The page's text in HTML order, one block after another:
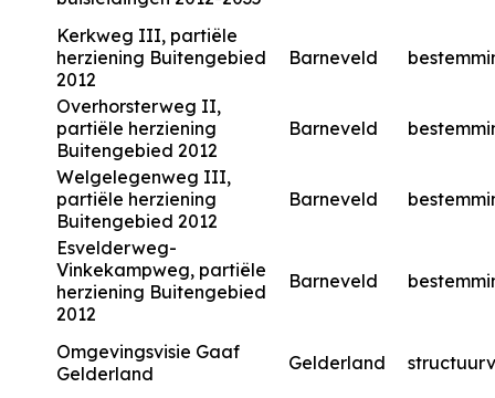
Kerkweg III, partiële
herziening Buitengebied
2012
Barneveld
Overhorsterweg II,
partiële herziening
Buitengebied 2012
Barneveld
Welgelegenweg III,
partiële herziening
Buitengebied 2012
Barneveld
Esvelderweg-
Vinkekampweg, partiële
herziening Buitengebied
2012
Barneveld
Omgevingsvisie Gaaf
Gelderland
Gelderland